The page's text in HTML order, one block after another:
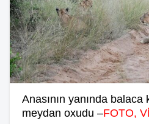
Anasının yanında
meydan oxudu –FOTO,